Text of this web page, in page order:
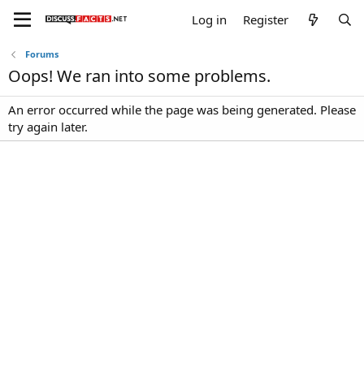
Log in Register
Forums
Oops! We ran into some problems.
An error occurred while the page was being generated. Please
try again later.